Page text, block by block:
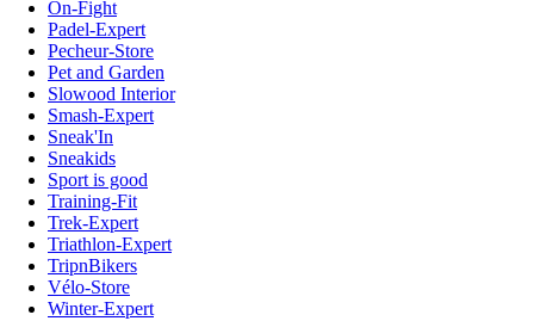
On-Fight
Padel-Expert
Pecheur-Store
Pet and Garden
Slowood Interior
Smash-Expert
Sneak'In
Sneakids
Sport is good
Training-Fit
Trek-Expert
Triathlon-Expert
TripnBikers
Vélo-Store
Winter-Expert